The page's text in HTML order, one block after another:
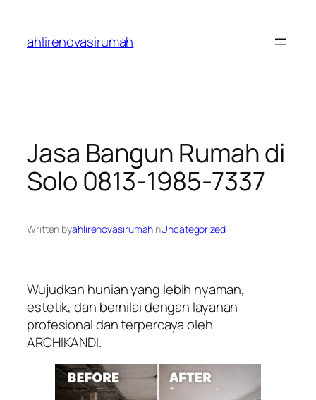
content
ahlirenovasirumah
Jasa Bangun Rumah di
Solo 0813-1985-7337
Written byahlirenovasirumahinUncategorized
Wujudkan hunian yang lebih nyaman,
estetik, dan bernilai dengan layanan
profesional dan terpercaya oleh
ARCHIKANDI.